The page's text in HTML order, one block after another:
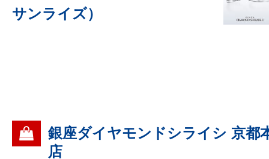
サンライズ）
銀座ダイヤモンドシライシ 京都
店